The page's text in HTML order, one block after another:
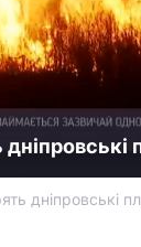
дніпровські